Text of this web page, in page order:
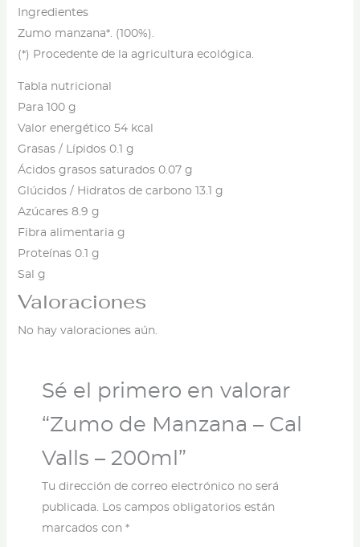
Ingredientes
Zumo manzana*. (100%).
(*) Procedente de la agricultura ecológica.
Tabla nutricional
Para 100 g
Valor energético 54 kcal
Grasas / Lípidos 0.1 g
Ácidos grasos saturados 0.07 g
Glúcidos / Hidratos de carbono 13.1 g
Azúcares 8.9 g
Fibra alimentaria g
Proteínas 0.1 g
Sal g
Valoraciones
No hay valoraciones aún.
Sé el primero en valorar
“Zumo de Manzana – Cal
Valls – 200ml”
Tu dirección de correo electrónico no será
publicada. Los campos obligatorios están
marcados con *